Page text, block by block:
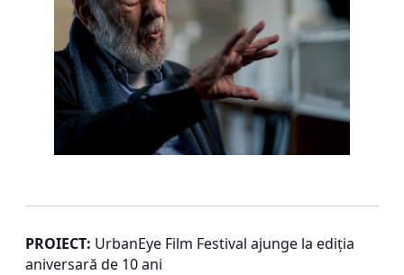
PROIECT: UrbanEye Film Festival ajunge la ediția
aniversară de 10 ani